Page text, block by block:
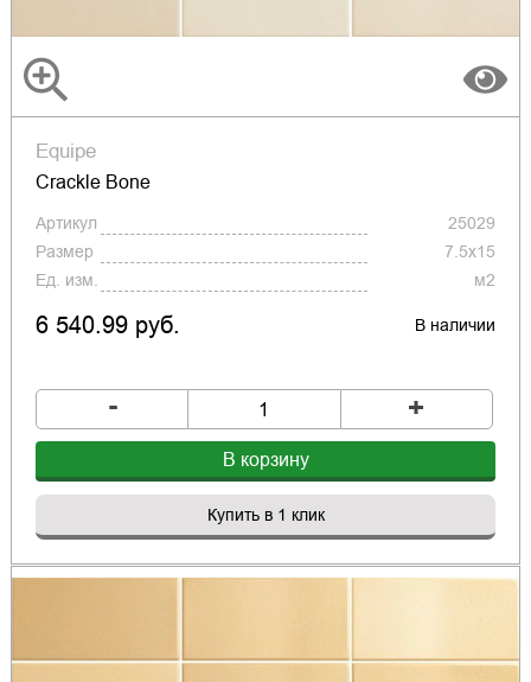
Equipe
Crackle Bone
Артикул
25029
Размер
7.5x15
Ед. изм.
м2
6 540.99 руб. В наличии
- +
В корзину
Купить в 1 клик